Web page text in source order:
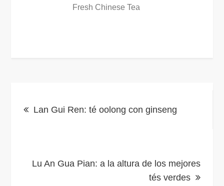
Fresh Chinese Tea
Lan Gui Ren: té oolong con ginseng
Lu An Gua Pian: a la altura de los mejores
tés verdes